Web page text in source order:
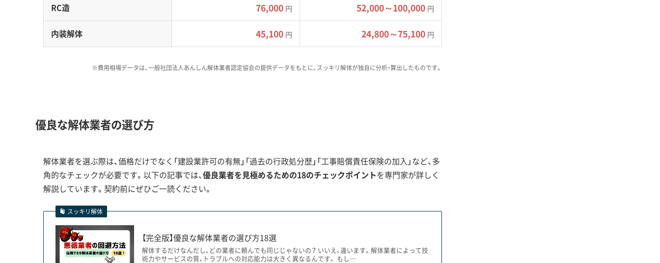
費用への影響：
台地の現場では、重機を運び込むためにクレーンが必要になったり、古い擁壁の補強工事が追加
で発生したりと、費用が上がりやすい傾向です。低地では、近隣への振動対策や、基礎を壊す際に出てくる地下
水への対策でコストが加算される場合があります。中心部の道が狭いエリアでは、小型トラックで何度も往復
して廃材を運び出す必要があるため、運搬費が高くなる一因です。
アスベスト調査の方法や対策費用について具体的に説明してくれる、経験
豊富な業者を選ぶことが失敗しないための重要なポイントです。
都市の構造転換を象徴する2大解体需要
昭和のニュータウン「明野団地」の再生事業と、南海トラフ地震に備えた「沿岸部」の防災対策。この二つの動き
が、現在の大分市の解体市場を大きく動かしています。
RC造 76,000 円 52,000～100,000 円
内装解体 45,100 円 24,800～75,100 円
※費用相場データは、一般社団法人あんしん解体業者認定協会の提供データをもとに、スッキリ解体が独自に分析・算出したものです。
優良な解体業者の選び方
解体業者を選ぶ際は、価格だけでなく「建設業許可の有無」「過去の行政処分歴」「工事賠償責任保険の加入」など、多
角的なチェックが必要です。以下の記事では、優良業者を見極めるための18のチェックポイントを専門家が詳しく
解説しています。契約前にぜひご一読ください。
スッキリ解体
【完全版】優良な解体業者の選び方18選
解体するだけなんだし、どの業者に頼んでも同じじゃないの？ いいえ、違います。解体業者によって技
術力やサービスの質、トラブルへの対応能力は大きく異なるんです。 もし…